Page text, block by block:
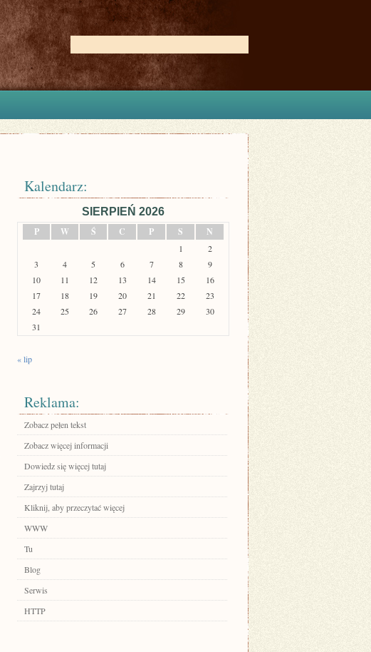
Kalendarz:
SIERPIEŃ 2026
P
W Ś C P S N
1
2
3
4 5 6 7 8
9
10
11 12 13 14 15
16
17
18 19 20 21 22
23
24
25 26 27 28 29
30
31
« lip
Reklama:
Zobacz pełen tekst
Zobacz więcej informacji
Dowiedz się więcej tutaj
Zajrzyj tutaj
Kliknij, aby przeczytać więcej
WWW
Tu
Blog
Serwis
HTTP